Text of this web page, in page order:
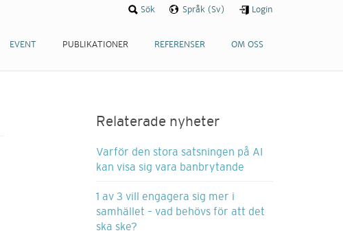
EVENT PUBLIKATIONER REFERENSER OM OSS
Sök Språk (Sv) Login
Relaterade nyheter
Varför den stora satsningen på AI
kan visa sig vara banbrytande
1 av 3 vill engagera sig mer i
samhället – vad behövs för att det
ska ske?